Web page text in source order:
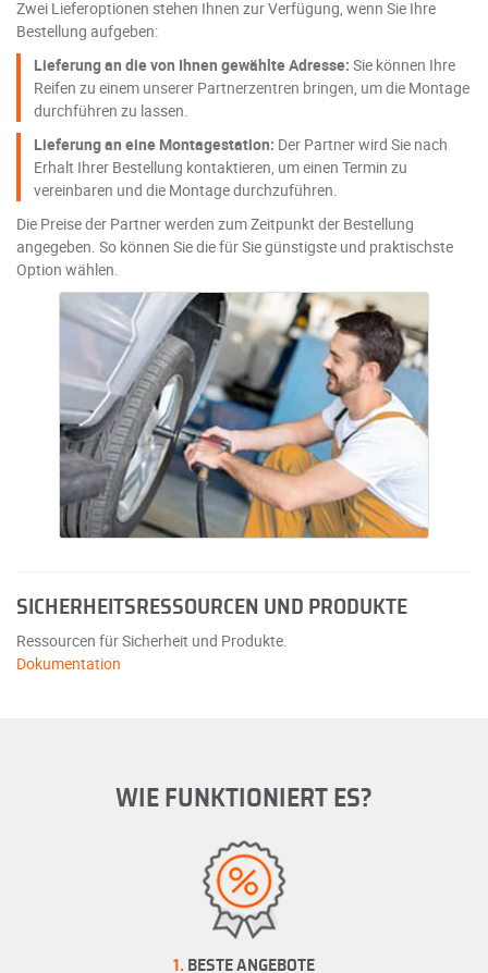
Zwei Lieferoptionen stehen Ihnen zur Verfügung, wenn Sie Ihre
Bestellung aufgeben:
Lieferung an die von Ihnen gewählte Adresse: Sie können Ihre
Reifen zu einem unserer Partnerzentren bringen, um die Montage
durchführen zu lassen.
Lieferung an eine Montagestation: Der Partner wird Sie nach
Erhalt Ihrer Bestellung kontaktieren, um einen Termin zu
vereinbaren und die Montage durchzuführen.
Die Preise der Partner werden zum Zeitpunkt der Bestellung
angegeben. So können Sie die für Sie günstigste und praktischste
Option wählen.
SICHERHEITSRESSOURCEN UND PRODUKTE
Ressourcen für Sicherheit und Produkte.
Dokumentation
WIE FUNKTIONIERT ES?
1. BESTE ANGEBOTE